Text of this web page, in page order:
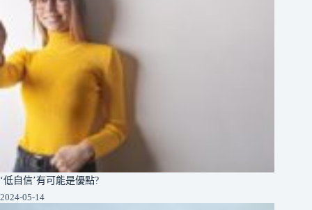
‘低自信’有可能是優點?
2024-05-14